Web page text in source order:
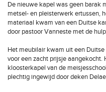
De nieuwe kapel was geen barak
metsel- en pleisterwerk ertussen,
materiaal kwam van een Duitse
door pastoor Vanneste met de
Het meubilair kwam uit een
voor een zacht prijsje
kloosterkapel van de
plechtig ingewijd door deken